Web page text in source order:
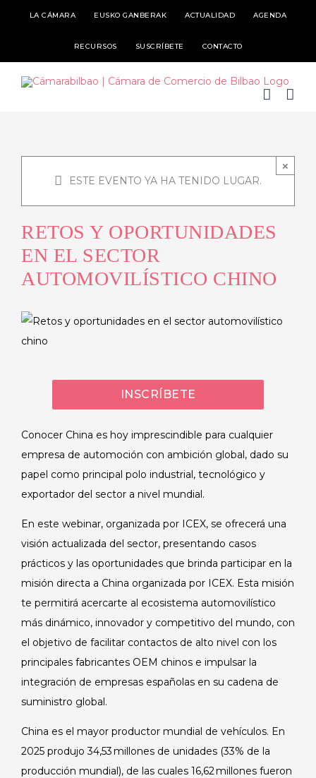
LA CÁMARA EUSKO GANBERAK ACTUALIDAD AGENDA
RECURSOS SUSCRÍBETE CONTACTO
×
ESTE EVENTO YA HA TENIDO LUGAR.
RETOS Y OPORTUNIDADES
EN EL SECTOR
AUTOMOVILÍSTICO CHINO
INSCRÍBETE
Conocer China es hoy imprescindible para cualquier
empresa de automoción con ambición global, dado su
papel como principal polo industrial, tecnológico y
exportador del sector a nivel mundial.
En este webinar, organizada por ICEX, se ofrecerá una
visión actualizada del sector, presentando casos
prácticos y las oportunidades que brinda participar en la
misión directa a China organizada por ICEX. Esta misión
te permitirá acercarte al ecosistema automovilístico
más dinámico, innovador y competitivo del mundo, con
el objetivo de facilitar contactos de alto nivel con los
principales fabricantes OEM chinos e impulsar la
integración de empresas españolas en su cadena de
suministro global.
China es el mayor productor mundial de vehículos. En
2025 produjo 34,53 millones de unidades (33% de la
producción mundial), de las cuales 16,62 millones fueron